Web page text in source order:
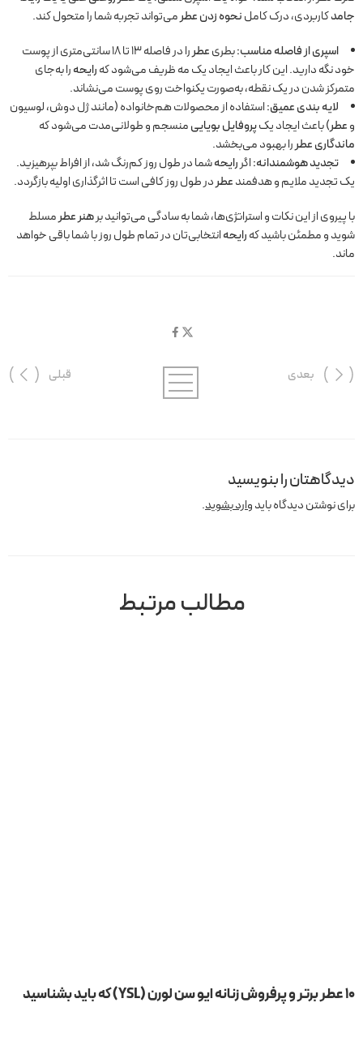
جامدکاربردی، درک کاملنحوه زدن عطرمی‌تواند تجربه شما را متحول کند.
اسپری از فاصله مناسب:بطریعطر
را در فاصله ۱۳ تا ۱۸ سانتی‌متری از پوست
خود نگه دارید. این کار باعث ایجاد یک مه ظریف می‌شود کهرایحهرا به‌جای
متمرکز شدن در یک نقطه، به‌صورت یکنواخت روی پوست می‌نشاند.
لایه بندی عمیق:استفاده از محصولات هم‌خانواده (مانند ژل دوش، لوسیون
وعطر) باعث ایجاد یکپروفایل بویاییمنسجم و طولانی‌مدت می‌شود که
ماندگاری عطررا بهبود می‌بخشد.
تجدید هوشمندانه:اگررایحهشما در طول روز کم‌رنگ شد، از افراط بپرهیزید.
یک تجدید ملایم و هدفمندعطردر طول روز کافی است تا اثرگذاری اولیه بازگردد.
با پیروی از این نکات و استراتژی‌ها، شما به سادگی می‌توانید برهنر عطرمسلط
شوید و مطمئن باشید کهرایحهانتخابی‌تان در تمام طول روز با شما باقی خواهد
ماند.
قبلی بعدی
دیدگاهتان را بنویسید
برای نوشتن دیدگاه بایدوارد بشوید.
مطالب مرتبط
۱۰ عطر برتر و پرفروش زنانه ایو سن لورن (YSL) که باید بشناسید